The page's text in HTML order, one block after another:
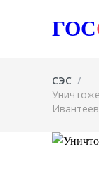
ГОС
СЭС /